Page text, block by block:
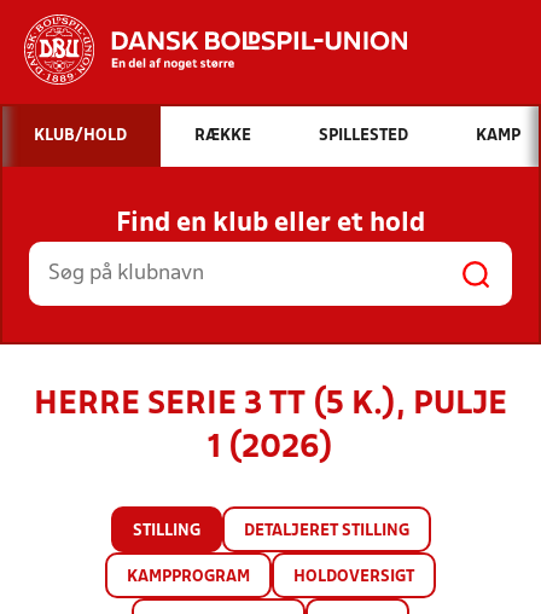
Hvad vil du søge efter?
INDHOLD OG NYHEDER
STILLINGER, RESULTATER, KLUBBER OG
HOLD
KLUB/HOLD RÆKKE SPILLESTED KAMP
Find en klub eller et hold
HERRE SERIE 3 TT (5 K.), PULJE
1 (2026)
STILLING DETALJERET STILLING
KAMPPROGRAM HOLDOVERSIGT